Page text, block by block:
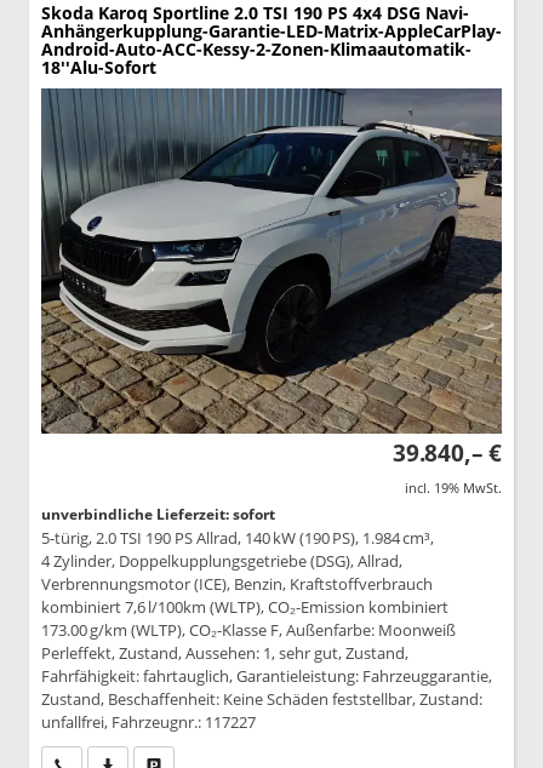
Skoda Karoq Sportline 2.0 TSI 190 PS 4x4 DSG Navi-
Anhängerkupplung-Garantie-LED-Matrix-AppleCarPlay-
Android-Auto-ACC-Kessy-2-Zonen-Klimaautomatik-
18''Alu-Sofort
39.840,– €
incl. 19% MwSt.
unverbindliche Lieferzeit: sofort
5-türig, 2.0 TSI 190 PS Allrad, 140 kW (190 PS), 1.984 cm³,
4 Zylinder, Doppelkupplungsgetriebe (DSG), Allrad,
Verbrennungsmotor (ICE), Benzin, Kraftstoffverbrauch
kombiniert 7,6 l/100km (WLTP), CO₂-Emission kombiniert
173.00 g/km (WLTP), CO₂-Klasse F, Außenfarbe: Moonweiß
Perleffekt, Zustand, Aussehen: 1, sehr gut, Zustand,
Fahrfähigkeit: fahrtauglich, Garantieleistung: Fahrzeuggarantie,
Zustand, Beschaffenheit: Keine Schäden feststellbar, Zustand:
unfallfrei, Fahrzeugnr.: 117227